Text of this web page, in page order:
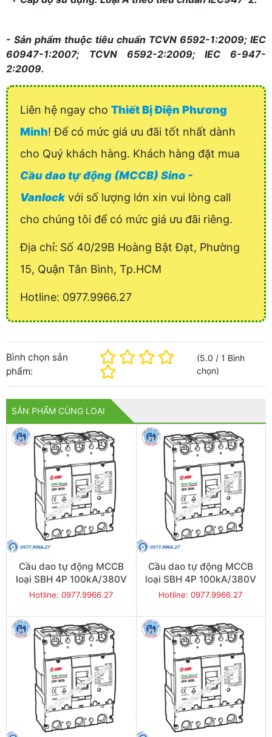
- Sản phẩm thuộc tiêu chuẩn TCVN 6592-1:2009; IEC
60947-1:2007; TCVN 6592-2:2009; IEC 6-947-
2:2009.
Liên hệ ngay cho Thiết Bị Điện Phương
Minh! Để có mức giá ưu đãi tốt nhất dành
cho Quý khách hàng. Khách hàng đặt mua
Cầu dao tự động (MCCB) Sino -
Vanlockvới số lượng lớn xin vui lòng call
cho chúng tôi để có mức giá ưu đãi riêng.
Địa chỉ: Số 40/29B Hoàng Bật Đạt, Phường
15, Quận Tân Bình, Tp.HCM
Hotline: 0977.9966.27
Bình chọn sản
phẩm:
(5.0 /1 Bình
chọn)
SẢN PHẨM CÙNG LOẠI
Cầu dao tự động MCCB
loại SBH 4P 100kA/380V
800A - Model
Hotline: 0977.9966.27
Cầu dao tự động MCCB
loại SBH 4P 100kA/380V
700A - Model
Hotline: 0977.9966.27